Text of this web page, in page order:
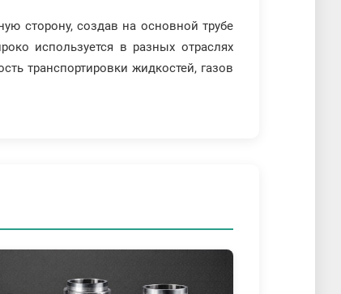
сторону, создав на основной трубе
используется в разных отраслях
транспортировки жидкостей, газов